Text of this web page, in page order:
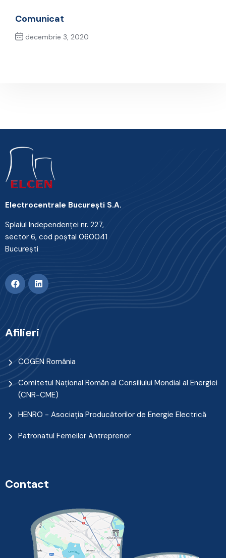
Comunicat
decembrie 3, 2020
Electrocentrale Bucureşti S.A.
Splaiul Independenţei nr. 227,
sector 6, cod poştal 060041
Bucureşti
Afilieri
COGEN România
Comitetul Naţional Român al Consiliului Mondial al Energiei
(CNR-CME)
HENRO - Asociația Producătorilor de Energie Electrică
Patronatul Femeilor Antreprenor
Contact